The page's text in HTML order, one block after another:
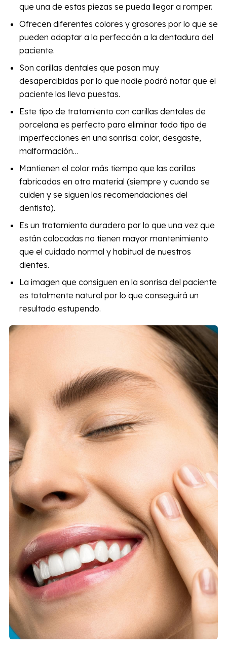
que una de estas piezas se pueda llegar a romper.
Ofrecen diferentes colores y grosores por lo que se
pueden adaptar a la perfección a la dentadura del
paciente.
Son carillas dentales que pasan muy
desapercibidas por lo que nadie podrá notar que el
paciente las lleva puestas.
Este tipo de tratamiento con carillas dentales de
porcelana es perfecto para eliminar todo tipo de
imperfecciones en una sonrisa: color, desgaste,
malformación…
Mantienen el color más tiempo que las carillas
fabricadas en otro material (siempre y cuando se
cuiden y se siguen las recomendaciones del
dentista).
Es un tratamiento duradero por lo que una vez que
están colocadas no tienen mayor mantenimiento
que el cuidado normal y habitual de nuestros
dientes.
La imagen que consiguen en la sonrisa del paciente
es totalmente natural por lo que conseguirá un
resultado estupendo.